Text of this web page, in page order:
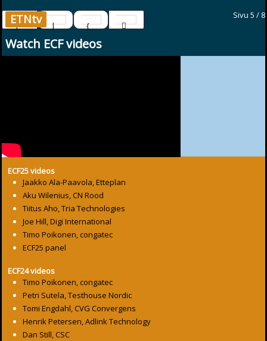
Sivu 5 / 8
ETNtv
Watch ECF videos
ECF25 videos
Jaakko Ala-Paavola, Etteplan
Aku Wilenius, CN Rood
Tiitus Aho, Tria Technologies
Joe Hill, Digi International
Timo Poikonen, congatec
ECF25 panel
ECF24 videos
Timo Poikonen, congatec
Petri Sutela, Testhouse Nordic
Tomi Engdahl, CVG Convergens
Henrik Petersen, Adlink Technology
Dan Still, CSC